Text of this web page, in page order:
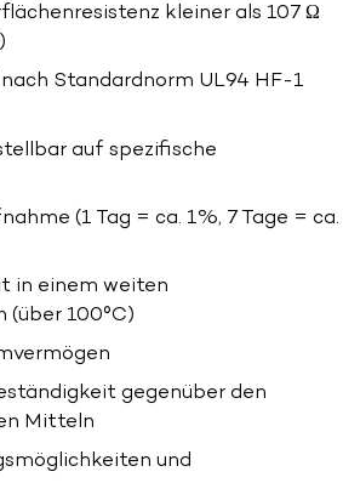
kleiner als 107 Ω
Standardnorm UL94 HF-1
auf spezifische
(1 Tag = ca. 1%, 7 Tage = ca.
in einem weiten
(über 100°C)
gegenüber den
Mitteln
und